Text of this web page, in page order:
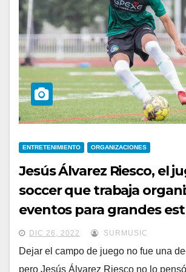
ENTRETENIMIENTO ORGANIZACIONES
Jesús Álvarez Riesco, el
soccer que trabaja
eventos para grandes
DIC 26, 2022 SURMUSIC
Dejar el campo de juego no fue una
pero Jesús Álvarez Riesco no lo